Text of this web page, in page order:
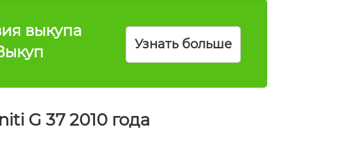
выкупа
Узнать больше
G 37 2010 года